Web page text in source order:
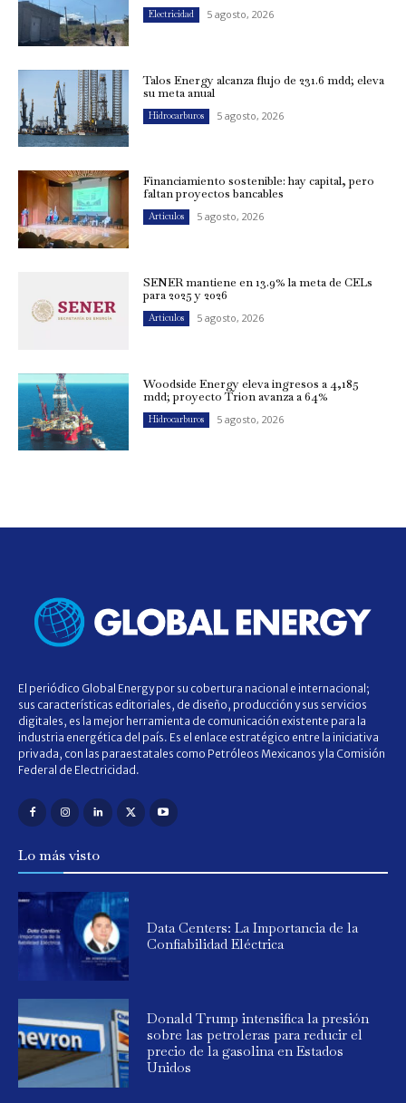
Electricidad 5 agosto, 2026
Talos Energy alcanza flujo de 231.6 mdd; eleva
su meta anual
Hidrocarburos 5 agosto, 2026
Financiamiento sostenible: hay capital, pero
faltan proyectos bancables
Artículos 5 agosto, 2026
SENER mantiene en 13.9% la meta de CELs
para 2025 y 2026
Artículos 5 agosto, 2026
Woodside Energy eleva ingresos a 4,185
mdd; proyecto Trion avanza a 64%
Hidrocarburos 5 agosto, 2026
El periódico Global Energy por su cobertura nacional e internacional;
sus características editoriales, de diseño, producción y sus servicios
digitales, es la mejor herramienta de comunicación existente para la
industria energética del país. Es el enlace estratégico entre la iniciativa
privada, con las paraestatales como Petróleos Mexicanos y la Comisión
Federal de Electricidad.
Lo más visto
Data Centers: La Importancia de la
Confiabilidad Eléctrica
Donald Trump intensifica la presión
sobre las petroleras para reducir el
precio de la gasolina en Estados
Unidos